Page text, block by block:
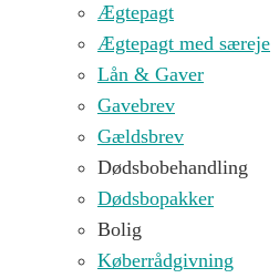
Ægtepagt
Ægtepagt med særeje
Lån & Gaver
Gavebrev
Gældsbrev
Dødsbobehandling
Dødsbopakker
Bolig
Køberrådgivning